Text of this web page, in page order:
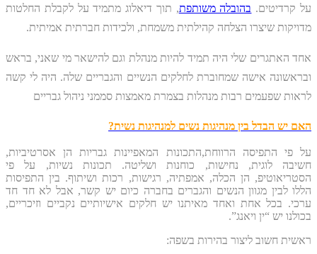
על קרדיטים. בהובלה משותפת, תוך דיאלוג מתמיד על לקבלת החלטות
מדויקות שיצרו הצלחה קהילתית משמחת, ולכידות חברתית אמיתית.
אחד האתגרים שלי היה תמיד להיות מנהלת וגם להישאר מי שאני, בראש
ובראשונה אישה שמחוברת לחלקים הנשיים והגבריים שלה. היה לי קשה
לראות שפעמים רבות מנהלות בצמרת מאמצות סממני ניהול גבריים
האם יש הבדל בין מנהיגות נשים למנהיגות נשית?
על פי התפיסה הרווחת,התכונות המאפיינות גבריות הן אסרטיביות,
חשיבה לוגית, נחישות, כוחנות ושליטה. תכונות נשיות, על פי
הסטריאוטיפ, הן הכלה, אמפתיה, רגישות, רכות ושיתוף. בין התפיסות
הללו לבין מגוון הנשים והגברים בחברה כיום יש קשר, אבל לא חד חד
ערכי. בכל אחת ואחד מאיתנו יש חלקים אישיותיים נקביים וזיכריים,
בכולנו יש “ין ויאנג”.
ראשית חשוב ליצור בהירות בשפה: